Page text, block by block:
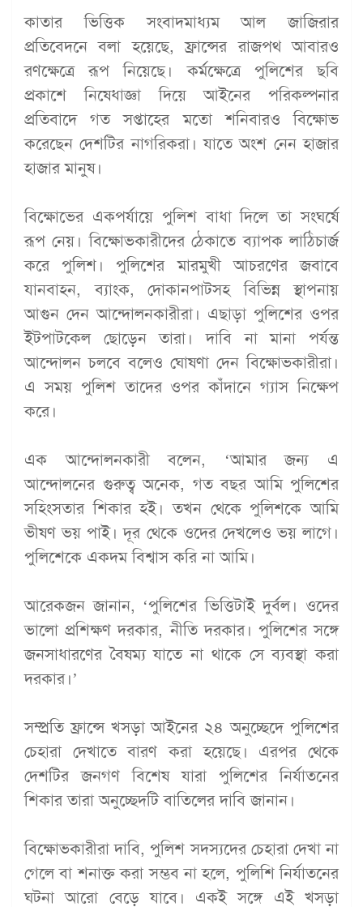
কাতার ভিত্তিক সংবাদমাধ্যম আল জাজিরার
প্রতিবেদনে বলা হয়েছে, ফ্রান্সের রাজপথ আবারও
রণক্ষেত্রে রূপ নিয়েছে। কর্মক্ষেত্রে পুলিশের ছবি
প্রকাশে নিষেধাজ্ঞা দিয়ে আইনের পরিকল্পনার
প্রতিবাদে গত সপ্তাহের মতো শনিবারও বিক্ষোভ
করেছেন দেশটির নাগরিকরা। যাতে অংশ নেন হাজার
হাজার মানুষ।
বিক্ষোভের একপর্যায়ে পুলিশ বাধা দিলে তা সংঘর্ষে
রূপ নেয়। বিক্ষোভকারীদের ঠেকাতে ব্যাপক লাঠিচার্জ
করে পুলিশ। পুলিশের মারমুখী আচরণের জবাবে
যানবাহন, ব্যাংক, দোকানপাটসহ বিভিন্ন স্থাপনায়
আগুন দেন আন্দোলনকারীরা। এছাড়া পুলিশের ওপর
ইটপাটকেল ছোড়েন তারা। দাবি না মানা পর্যন্ত
আন্দোলন চলবে বলেও ঘোষণা দেন বিক্ষোভকারীরা।
এ সময় পুলিশ তাদের ওপর কাঁদানে গ্যাস নিক্ষেপ
করে।
এক আন্দোলনকারী বলেন, ‘আমার জন্য এ
আন্দোলনের গুরুত্ব অনেক, গত বছর আমি পুলিশের
সহিংসতার শিকার হই। তখন থেকে পুলিশকে আমি
ভীষণ ভয় পাই। দূর থেকে ওদের দেখলেও ভয় লাগে।
পুলিশেকে একদম বিশ্বাস করি না আমি।
আরেকজন জানান, ‘পুলিশের ভিত্তিটাই দুর্বল। ওদের
ভালো প্রশিক্ষণ দরকার, নীতি দরকার। পুলিশের সঙ্গে
জনসাধারণের বৈষম্য যাতে না থাকে সে ব্যবস্থা করা
দরকার।’
সম্প্রতি ফ্রান্সে খসড়া আইনের ২৪ অনুচ্ছেদে পুলিশের
চেহারা দেখাতে বারণ করা হয়েছে। এরপর থেকে
দেশটির জনগণ বিশেষ যারা পুলিশের নির্যাতনের
শিকার তারা অনুচ্ছেদটি বাতিলের দাবি জানান।
বিক্ষোভকারীরা দাবি, পুলিশ সদস্যদের চেহারা দেখা না
গেলে বা শনাক্ত করা সম্ভব না হলে, পুলিশি নির্যাতনের
ঘটনা আরো বেড়ে যাবে। একই সঙ্গে এই খসড়া